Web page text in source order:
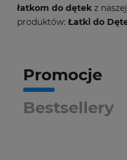
łatkom do dętek z
produktów: Łatki do
Promocje
Bestsellery